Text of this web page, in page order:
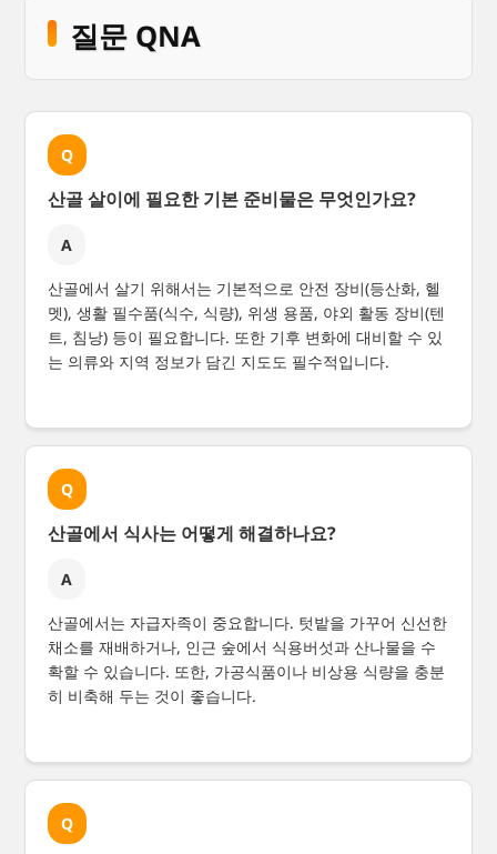
질문 QNA
Q
산골 살이에 필요한 기본 준비물은 무엇인가요?
A
산골에서 살기 위해서는 기본적으로 안전 장비(등산화, 헬
멧), 생활 필수품(식수, 식량), 위생 용품, 야외 활동 장비(텐
트, 침낭) 등이 필요합니다. 또한 기후 변화에 대비할 수 있
는 의류와 지역 정보가 담긴 지도도 필수적입니다.
Q
산골에서 식사는 어떻게 해결하나요?
A
산골에서는 자급자족이 중요합니다. 텃밭을 가꾸어 신선한
채소를 재배하거나, 인근 숲에서 식용버섯과 산나물을 수
확할 수 있습니다. 또한, 가공식품이나 비상용 식량을 충분
히 비축해 두는 것이 좋습니다.
Q